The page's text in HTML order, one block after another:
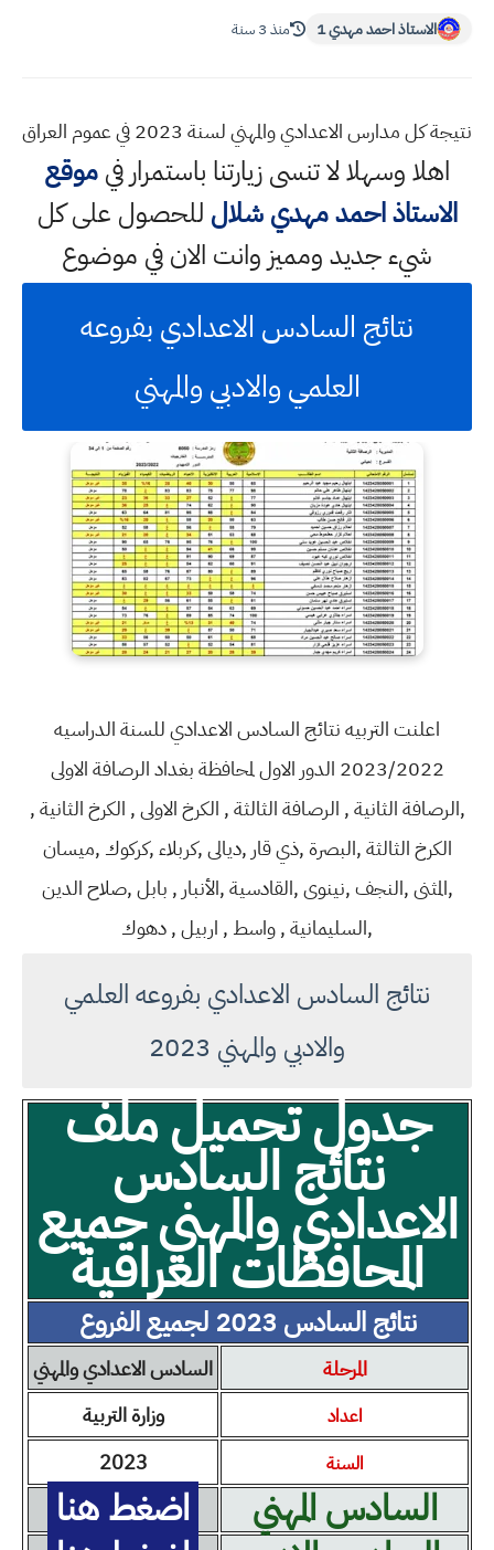
الاستاذ احمد مهدي 1 منذ 3 سنة
نتيجة كل مدارس الاعدادي والمهني لسنة 2023 في عموم العراق
اهلا وسهلالا تنسى زيارتنا باستمرار فيموقع
الاستاذ احمد مهدي شلال للحصول على كل
شيء جديد ومميز وانت الان في موضوع
نتائج السادس الاعدادي بفروعه
العلمي والادبي والمهني
اعلنت التربيه نتائج السادس الاعدادي للسنة الدراسيه
2023/2022 الدور الاول لمحافظة بغداد الرصافة الاولى
,الرصافة الثانية , الرصافة الثالثة , الكرخ الاولى , الكرخ الثانية ,
الكرخ الثالثة ,البصرة ,ذي قار ,ديالى ,كربلاء ,كركوك ,ميسان
,المثنى ,النجف ,نينوى ,القادسية ,الأنبار , بابل ,صلاح الدين
,السليمانية , واسط , اربيل , دهوك
نتائج السادس الاعدادي بفروعه العلمي
والادبي والمهني 2023
جدول تحميل ملف
نتائج السادس
الاعدادي والمهني جميع
المحافظات العراقية
نتائج السادس 2023 لجميع الفروع
المرحلة السادس الاعدادي والمهني
اعداد وزارة التربية
السنة 2023
السادس المهني
اضغط هنا